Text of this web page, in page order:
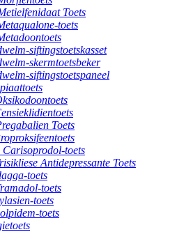
Toets
toets
siftingstoetskasset
skermtoetsbeker
siftingstoetspaneel
Toets
Carisoprodol-toets
Antidepressante Toets
toets
toets
toets
toets